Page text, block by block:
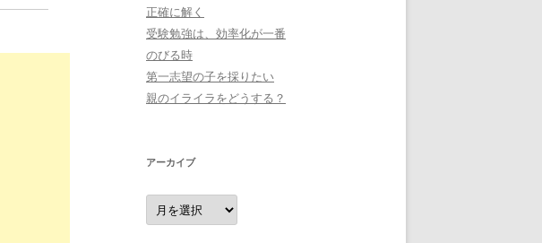
正確に解く
受験勉強は、効率化が一番
のびる時
第一志望の子を採りたい
親のイライラをどうする？
アーカイブ
ア
ー
カ